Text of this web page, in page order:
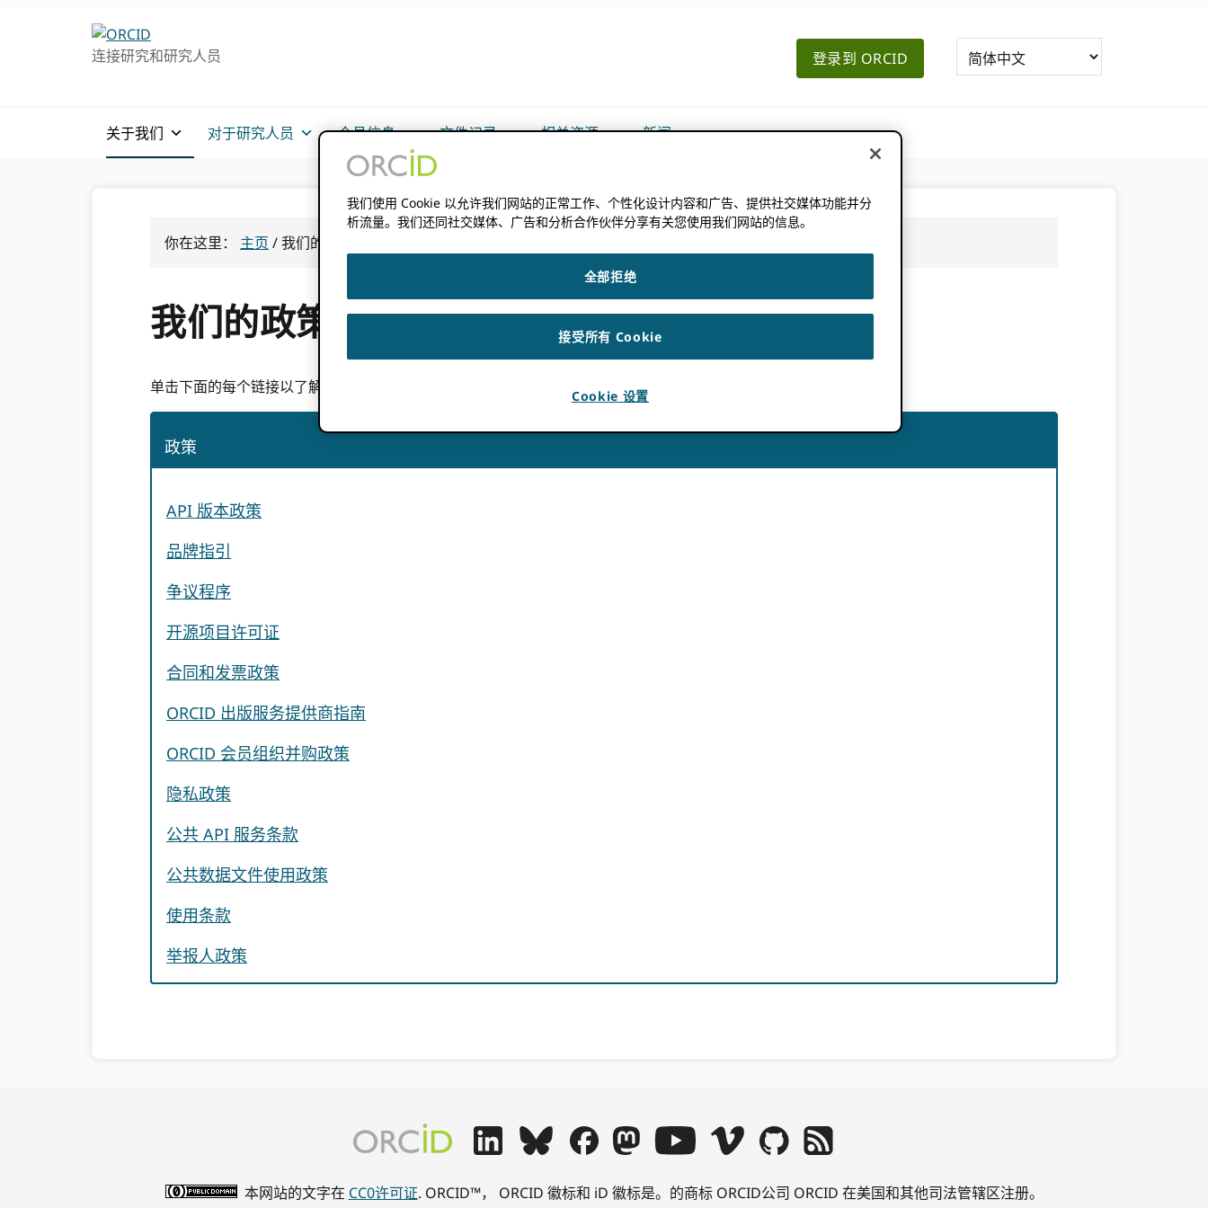
连接研究和研究人员 登录到 ORCID
关于我们 对于研究人员 会员信息 文件记录 相关资源 新闻
你在这里： 主页 /我们的政策
我们的政策
单击下面的每个链接以了解我们的政策。
政策
API 版本政策
品牌指引
争议程序
开源项目许可证
合同和发票政策
ORCID 出版服务提供商指南
ORCID 会员组织并购政策
隐私政策
公共 API 服务条款
公共数据文件使用政策
使用条款
举报人政策
本网站的文字在 CC0许可证. ORCID™， ORCID 徽标和 iD 徽标是。的商标 ORCID公司 ORCID 在美国和其他司法管辖区注册。
我们使用 Cookie 以允许我们网站的正常工作、个性化设计内容和广告、提供社交媒体功能并分
析流量。我们还同社交媒体、广告和分析合作伙伴分享有关您使用我们网站的信息。
全部拒绝
接受所有 Cookie
Cookie 设置